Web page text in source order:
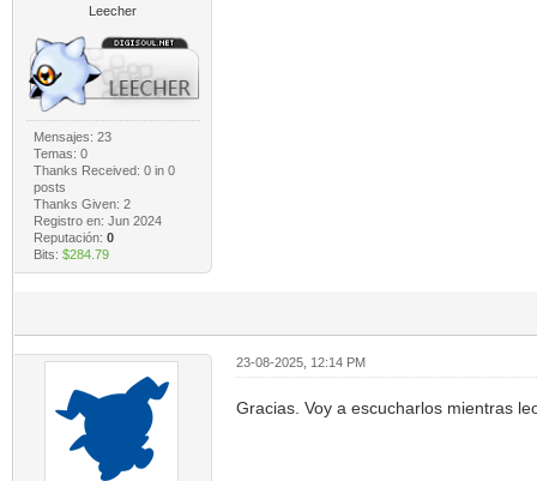
Leecher
Mensajes: 23
Temas: 0
Thanks Received: 0in 0
posts
Thanks Given: 2
Registro en: Jun 2024
Reputación: 0
Bits: $284.79
23-08-2025, 12:14 PM
Gracias. Voy a escucharlos mientras